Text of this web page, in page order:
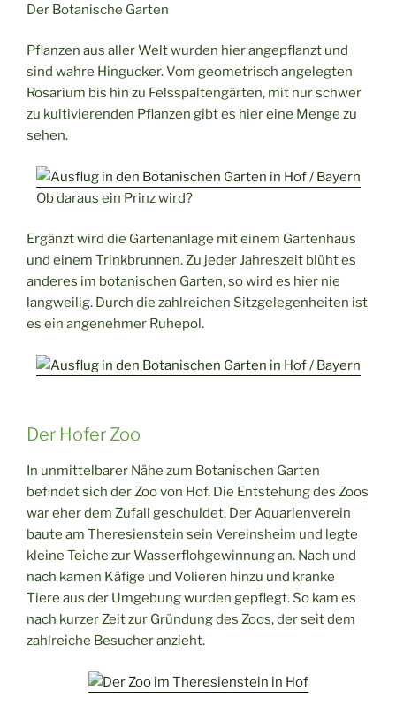
Der Botanische Garten
Pflanzen aus aller Welt wurden hier angepflanzt und
sind wahre Hingucker. Vom geometrisch angelegten
Rosarium bis hin zu Felsspaltengärten, mit nur schwer
zu kultivierenden Pflanzen gibt es hier eine Menge zu
sehen.
Ob daraus ein Prinz wird?
Ergänzt wird die Gartenanlage mit einem Gartenhaus
und einem Trinkbrunnen. Zu jeder Jahreszeit blüht es
anderes im botanischen Garten, so wird es hier nie
langweilig. Durch die zahlreichen Sitzgelegenheiten ist
es ein angenehmer Ruhepol.
Der Hofer Zoo
In unmittelbarer Nähe zum Botanischen Garten
befindet sich der Zoo von Hof. Die Entstehung des Zoos
war eher dem Zufall geschuldet. Der Aquarienverein
baute am Theresienstein sein Vereinsheim und legte
kleine Teiche zur Wasserflohgewinnung an. Nach und
nach kamen Käfige und Volieren hinzu und kranke
Tiere aus der Umgebung wurden gepflegt. So kam es
nach kurzer Zeit zur Gründung des Zoos, der seit dem
zahlreiche Besucher anzieht.